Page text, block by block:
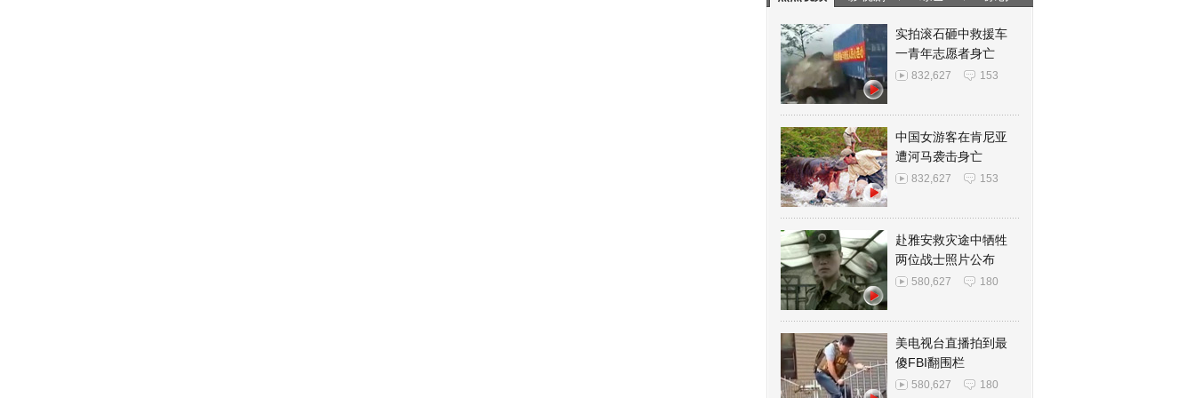
实拍滚石砸中救援车
一青年志愿者身亡
832,627 153
中国女游客在肯尼亚
遭河马袭击身亡
832,627 153
赴雅安救灾途中牺牲
两位战士照片公布
580,627 180
美电视台直播拍到最
傻FBI翻围栏
580,627 180